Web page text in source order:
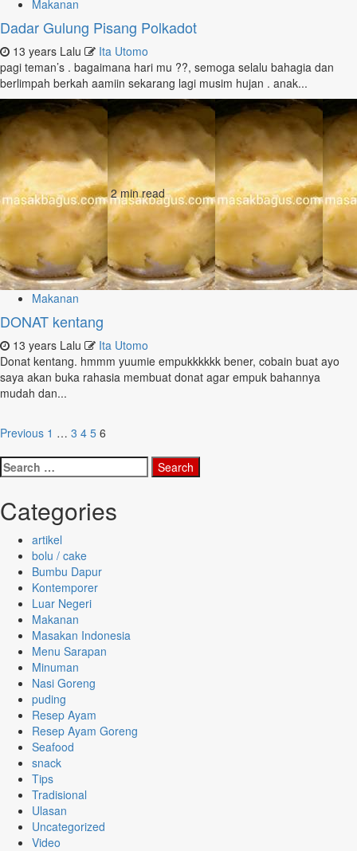
Makanan
Dadar Gulung Pisang Polkadot
13 years Lalu
Ita Utomo
pagi teman’s . bagaimana hari mu ??, semoga selalu bahagia dan
berlimpah berkah aamiin sekarang lagi musim hujan . anak...
2 min read
Makanan
DONAT kentang
13 years Lalu
Ita Utomo
Donat kentang. hmmm yuumie empukkkkkk bener, cobain buat ayo
saya akan buka rahasia membuat donat agar empuk bahannya
mudah dan...
Posts
pagination
Previous 1 … 3 4 5 6
Search
for:
Categories
artikel
bolu / cake
Bumbu Dapur
Kontemporer
Luar Negeri
Makanan
Masakan Indonesia
Menu Sarapan
Minuman
Nasi Goreng
puding
Resep Ayam
Resep Ayam Goreng
Seafood
snack
Tips
Tradisional
Ulasan
Uncategorized
Video